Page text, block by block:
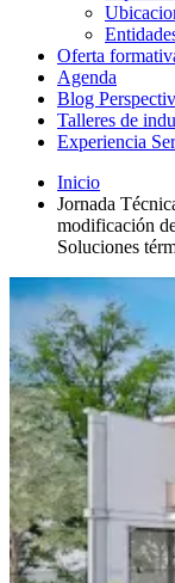
Oferta
Agenda
Blog
Talleres de
Experiencia
Inicio
Jornada
modificación
Soluciones